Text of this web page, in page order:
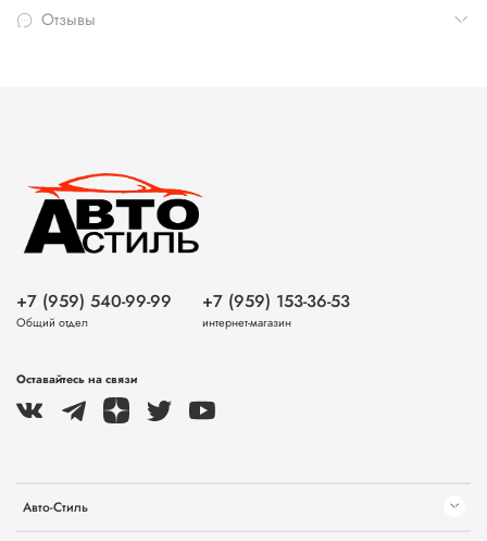
Отзывы
Авто-Стиль
+7 (959) 540-99-99
Общий отдел
+7 (959) 153-36-53
интернет-магазин
Оставайтесь на связи